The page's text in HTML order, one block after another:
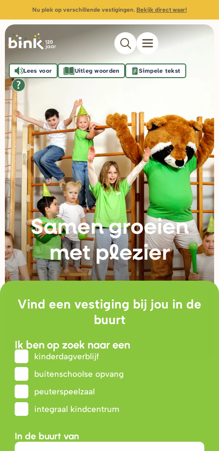
Nu plek op verschillende vestigingen. Bekijk direct waar!
Samen groeien
met plezier
Lees voor Uitleg woorden Simpele tekst
Vind een vestiging bij jou in de
buurt
Ik ben op zoek naar een
kinderdagverblijf
buitenschoolse opvang
peuterspeelzaal
integraal kindcentrum
In de buurt van